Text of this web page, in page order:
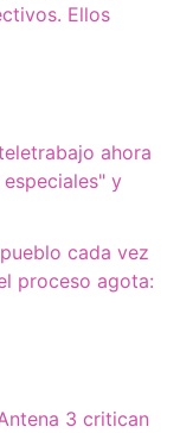
Ellos
ahora
y
cada vez
proceso agota:
3 critican